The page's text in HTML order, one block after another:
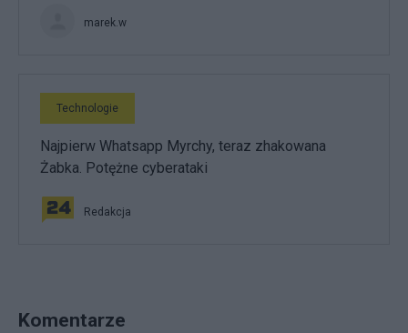
marek.w
Technologie
Najpierw Whatsapp Myrchy, teraz zhakowana
Żabka. Potężne cyberataki
Redakcja
Komentarze